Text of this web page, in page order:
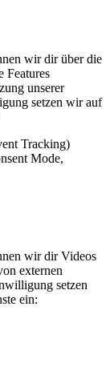
wir dir über die
Features
unserer
setzen wir auf
Tracking)
Mode,
wir dir Videos
externen
setzen
ein: